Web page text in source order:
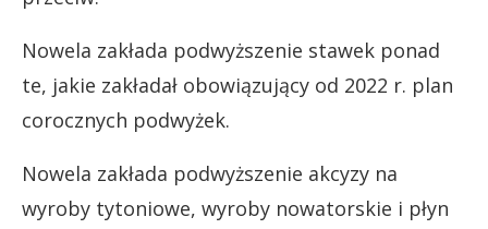
Nowela zakłada podwyższenie stawek ponad
te, jakie zakładał obowiązujący od 2022 r. plan
corocznych podwyżek.
Nowela zakłada podwyższenie akcyzy na
wyroby tytoniowe, wyroby nowatorskie i płyn